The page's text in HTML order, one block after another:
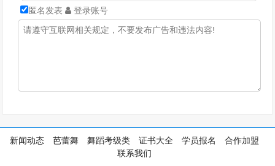
匿名发表 登录账号
新闻动态 芭蕾舞 舞蹈考级类 证书大全 学员报名
合作加盟
联系我们